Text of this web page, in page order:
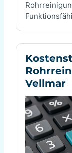
Vellmar